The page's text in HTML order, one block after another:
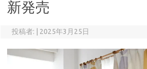
新発売
投稿者: 2025年3月25日